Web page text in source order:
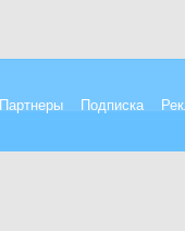
Партнеры Подписка